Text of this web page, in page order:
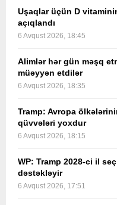
Uşaqlar üçün D
açıqlandı
6 Avqust 2026, 18:45
Alimlər hər gün məşq
müəyyən etdilər
6 Avqust 2026, 18:35
Tramp: Avropa
qüvvələri yoxdur
6 Avqust 2026, 18:15
WP: Tramp 2028-ci il
dəstəkləyir
6 Avqust 2026, 17:51